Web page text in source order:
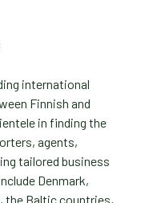
international
Finnish and
in finding the
agents,
tailored business
Denmark,
the Baltic countries,